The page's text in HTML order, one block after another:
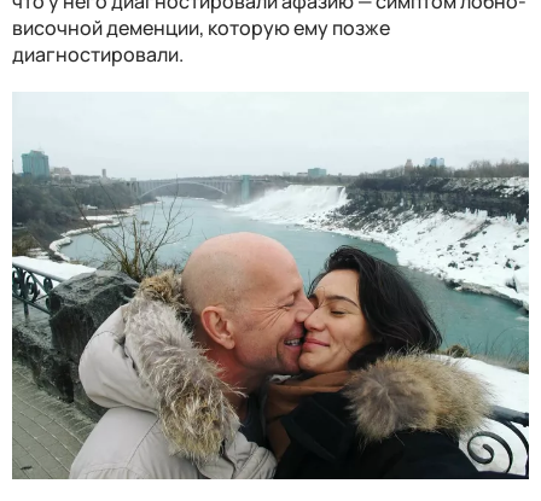
височной деменции, которую ему позже
диагностировали.